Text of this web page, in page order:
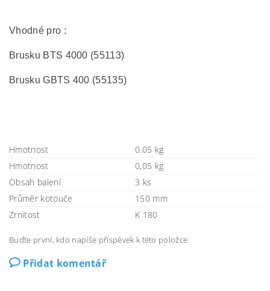
Vhodné pro :
Brusku BTS 4000 (55113)
Brusku GBTS 400 (55135)
Hmotnost
0.05 kg
Hmotnost
0,05 kg
Obsah balení
3 ks
Průměr kotouče
150 mm
Zrnitost
K 180
Buďte první, kdo napíše příspěvek k této položce.
Přidat komentář